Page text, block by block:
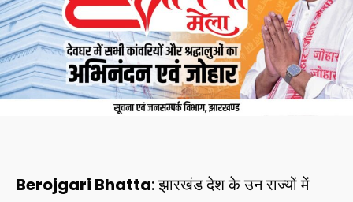
Berojgari Bhatta: झारखंड देश के उन राज्यों में